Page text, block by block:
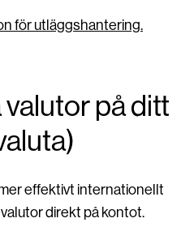
för utläggshantering.
på ditt
effektivt internationellt
direkt på kontot.